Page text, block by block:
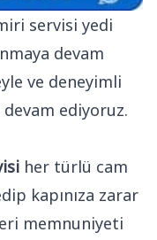
servisi yedi
devam
ve deneyimli
ediyoruz.
her türlü cam
kapınıza zarar
memnuniyeti